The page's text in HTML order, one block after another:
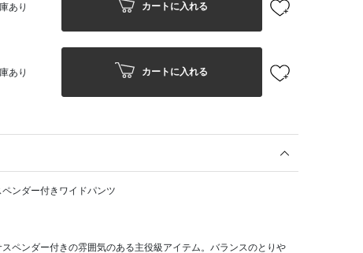
あり カートに入れる
あり カートに入れる
ンダー付きワイドパンツ
ペンダー付きの雰囲気のある主役級アイテム。バランスのとりや